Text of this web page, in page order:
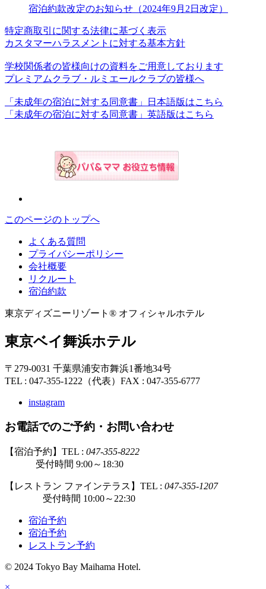
宿泊約款改定のお知らせ（2024年9月2日改定）
特定商取引に関する法律に基づく表示
カスタマーハラスメントに対する基本方針
学校関係者の皆様向けの資料をご用意しております
プレミアムクラブ・ルミエールクラブの皆様へ
「未成年の宿泊に対する同意書」日本語版はこちら
「未成年の宿泊に対する同意書」英語版はこちら
このページのトップへ
よくある質問
プライバシーポリシー
会社概要
リクルート
宿泊約款
東京ディズニーリゾート® オフィシャルホテル
東京ベイ舞浜ホテル
〒279-0031 千葉県浦安市舞浜1番地34号
TEL : 047-355-1222（代表） FAX : 047-355-6777
instagram
お電話でのご予約・お問い合わせ
【宿泊予約】TEL : 047-355-8222
受付時間 9:00～18:30
【レストラン ファインテラス】TEL : 047-355-1207
受付時間 10:00～22:30
宿泊予約
宿泊予約
レストラン予約
© 2024 Tokyo Bay Maihama Hotel.
×